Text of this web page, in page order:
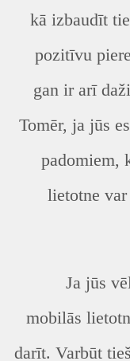
kā izbaudīt
pozitīvu
gan ir arī
Tomēr, ja jūs
padomiem,
lietotne
Ja jūs
mobilās
darīt. Varbūt